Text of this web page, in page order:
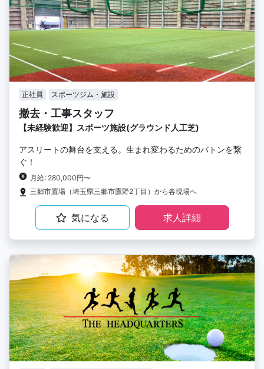
正社員 スポーツジム・施設
撤去・工事スタッフ
【未経験歓迎】スポーツ施設(グラウンド人工芝)
アスリートの舞台を支える。生まれ変わるためのバトンを繋
ぐ！
月給: 280,000円〜
三郷市置場（埼玉県三郷市鷹野2丁目）から各現場へ
気になる 求人詳細